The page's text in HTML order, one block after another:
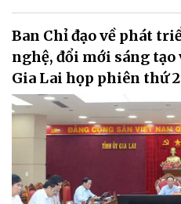
Ban Chỉ đạo về phát
nghệ, đổi mới sáng
Gia Lai họp phiên thứ 2